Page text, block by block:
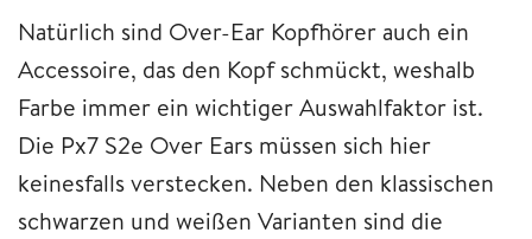
Natürlich sind Over-Ear Kopfhörer auch ein
Accessoire, das den Kopf schmückt, weshalb
Farbe immer ein wichtiger Auswahlfaktor ist.
Die Px7 S2e Over Ears müssen sich hier
keinesfalls verstecken. Neben den klassischen
schwarzen und weißen Varianten sind die